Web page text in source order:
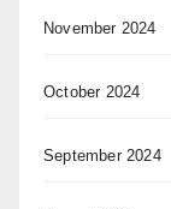
November 2024
October 2024
September 2024